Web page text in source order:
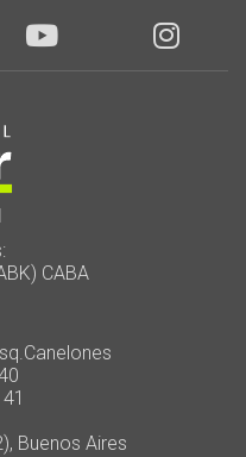
CABA
Buenos Aires